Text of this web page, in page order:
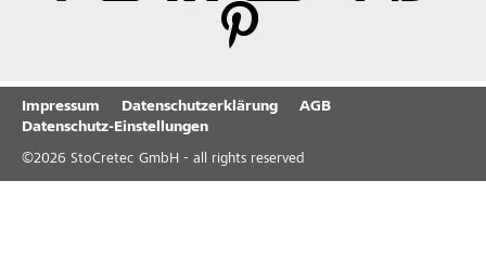
Impressum Datenschutzerklärung
AGB
Datenschutz-Einstellungen
©2026 StoCretec GmbH - all rights reserved